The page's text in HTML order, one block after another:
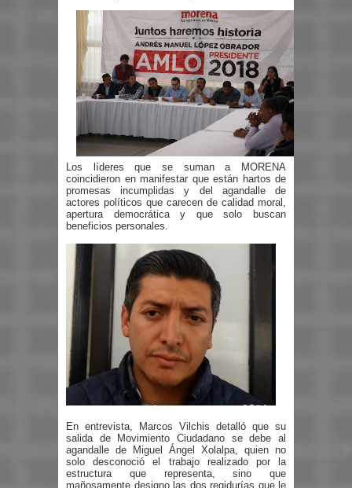
Los líderes que se suman a MORENA
coincidieron en manifestar que están hartos de
promesas incumplidas y del agandalle de
actores políticos que carecen de calidad moral,
apertura democrática y que solo buscan
beneficios personales.
En entrevista, Marcos Vilchis detalló que su
salida de Movimiento Ciudadano se debe al
agandalle de Miguel Ángel Xolalpa, quien no
solo desconoció el trabajo realizado por la
estructura que representa, sino que
mañosamente designo las dos regidurías que le